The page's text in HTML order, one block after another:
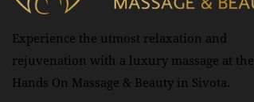
Experience the utmost relaxation and
rejuvenation with a luxury massage at the
Hands On Massage & Beauty in Sivota.